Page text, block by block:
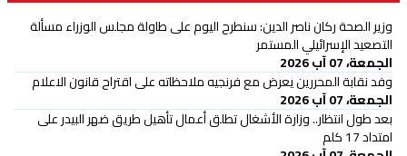
وزير الصحة ركان ناصر الدين: سنطرح اليوم على طاولة مجلس الوزراء مسألة
التصعيد الإسرائيلي المستمر
الجمعة، 07 آب 2026
وفد نقابة المحررين يعرض مع فرنجيه ملاحظاته على اقتراح قانون الاعلام
الجمعة، 07 آب 2026
بعد طول انتظار.. وزارة الأشغال تطلق أعمال تأهيل طريق ضهر البيدر على
امتداد 17 كلم